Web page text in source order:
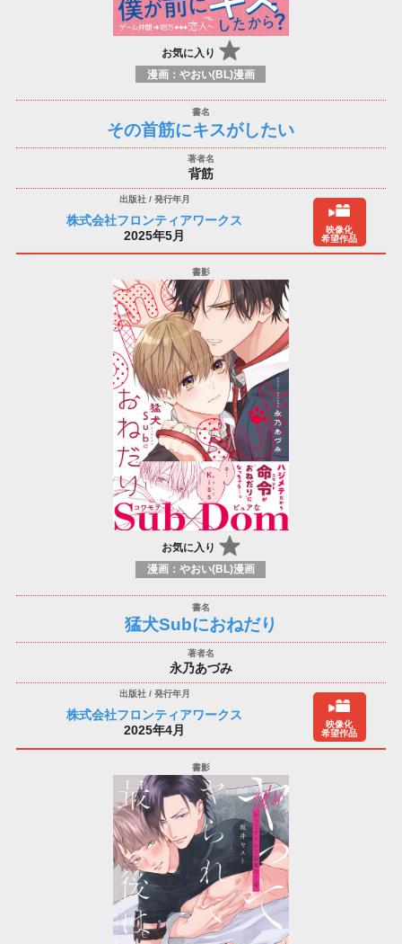
お気に入り
漫画：やおい(BL)漫画
その首筋にキスがしたい
背筋
株式会社フロンティアワークス
2025年5月
映像化
希望作品
お気に入り
漫画：やおい(BL)漫画
猛犬Subにおねだり
永乃あづみ
株式会社フロンティアワークス
2025年4月
映像化
希望作品